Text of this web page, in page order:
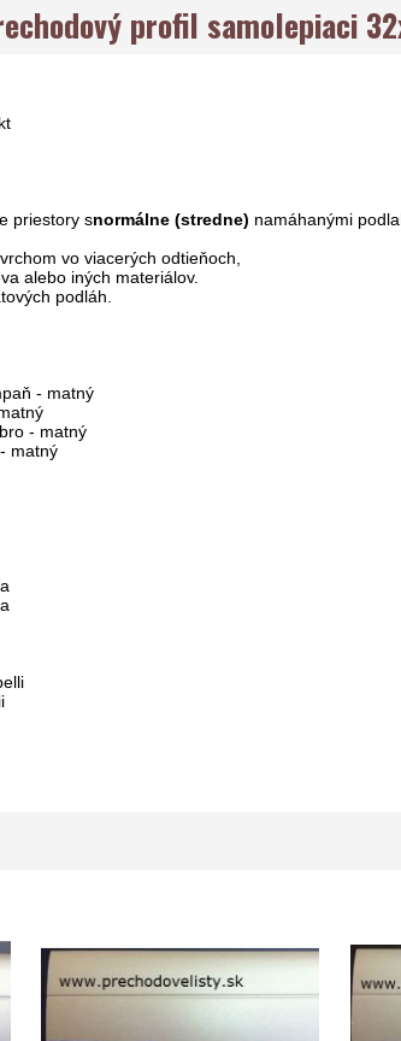
profil samolepiaci
priestory snormálne (stredne) namáhanými
vo viacerých odtieňoch,
alebo iných materiálov.
podláh.
- matný
- matný
matný